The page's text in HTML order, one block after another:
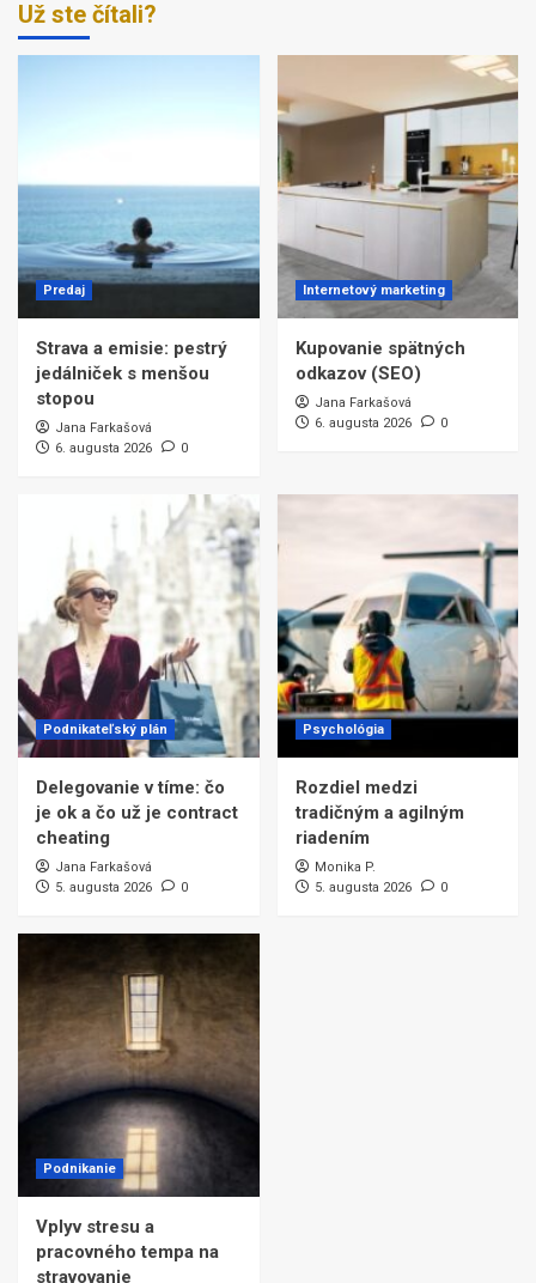
Už ste čítali?
Predaj
Strava a emisie: pestrý
jedálniček s menšou
stopou
Jana Farkašová
6. augusta 2026
0
Internetový marketing
Kupovanie spätných
odkazov (SEO)
Jana Farkašová
6. augusta 2026
0
Podnikateľský plán
Delegovanie v tíme: čo
je ok a čo už je contract
cheating
Jana Farkašová
5. augusta 2026
0
Psychológia
Rozdiel medzi
tradičným a agilným
riadením
Monika P.
5. augusta 2026
0
Podnikanie
Vplyv stresu a
pracovného tempa na
stravovanie